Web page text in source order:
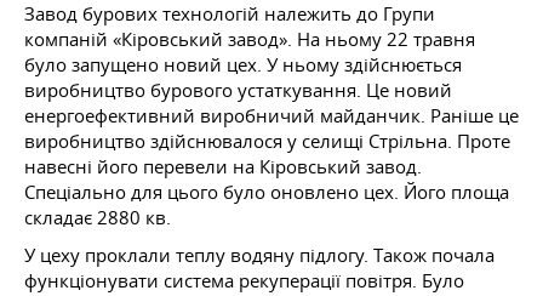
Завод бурових технологій належить до Групи
компаній «Кіровський завод». На ньому 22 травня
було запущено новий цех. У ньому здійснюється
виробництво бурового устаткування. Це новий
енергоефективний виробничий майданчик. Раніше це
виробництво здійснювалося у селищі Стрільна. Проте
навесні його перевели на Кіровський завод.
Спеціально для цього було оновлено цех. Його площа
складає 2880 кв.
У цеху проклали теплу водяну підлогу. Також почала
функціонувати система рекуперації повітря. Було